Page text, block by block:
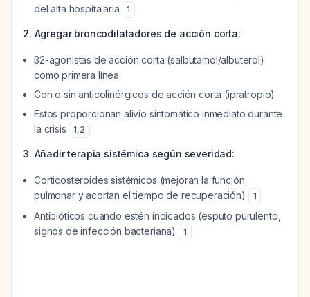
del alta hospitalaria
1
2. Agregar broncodilatadores de acción corta:
β2-agonistas de acción corta (salbutamol/albuterol)
como primera línea
Con o sin anticolinérgicos de acción corta (ipratropio)
Estos proporcionan alivio sintomático inmediato durante
la crisis
1,2
3. Añadir terapia sistémica según severidad:
Corticosteroides sistémicos (mejoran la función
pulmonar y acortan el tiempo de recuperación)
1
Antibióticos cuando estén indicados (esputo purulento,
signos de infección bacteriana)
1